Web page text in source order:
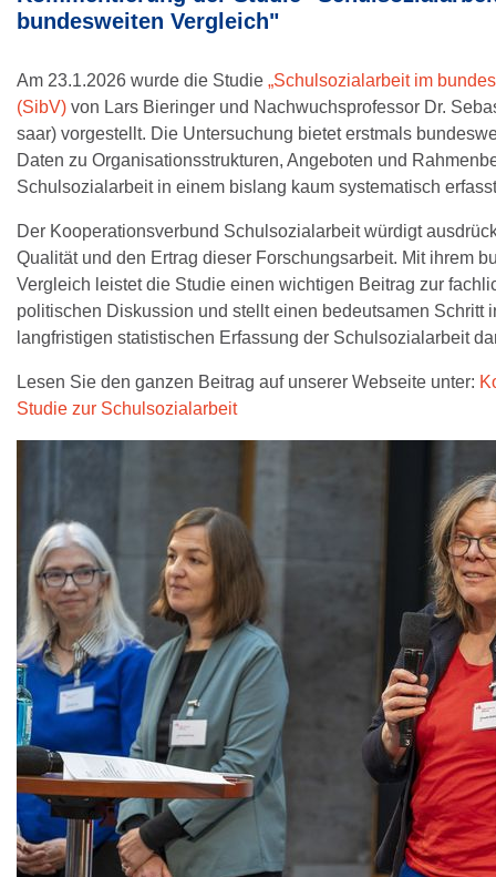
bundesweiten Vergleich"
Am 23.1.2026 wurde die Studie „Schulsozialarbeit im
(SibV) von Lars Bieringer und Nachwuchsprofessor Dr.
saar) vorgestellt. Die Untersuchung bietet erstmals
Daten zu Organisationsstrukturen, Angeboten und
Schulsozialarbeit in einem bislang kaum systematisch
Der Kooperationsverbund Schulsozialarbeit würdigt
Qualität und den Ertrag dieser Forschungsarbeit. Mit ihrem
Vergleich leistet die Studie einen wichtigen Beitrag zur
politischen Diskussion und stellt einen bedeutsamen Schritt
langfristigen statistischen Erfassung der Schulsozialarbeit
Lesen Sie den ganzen Beitrag auf unserer Webseite unter:
Studie zur Schulsozialarbeit